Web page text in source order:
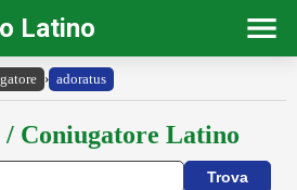
Latino
› adoratus
Coniugatore Latino